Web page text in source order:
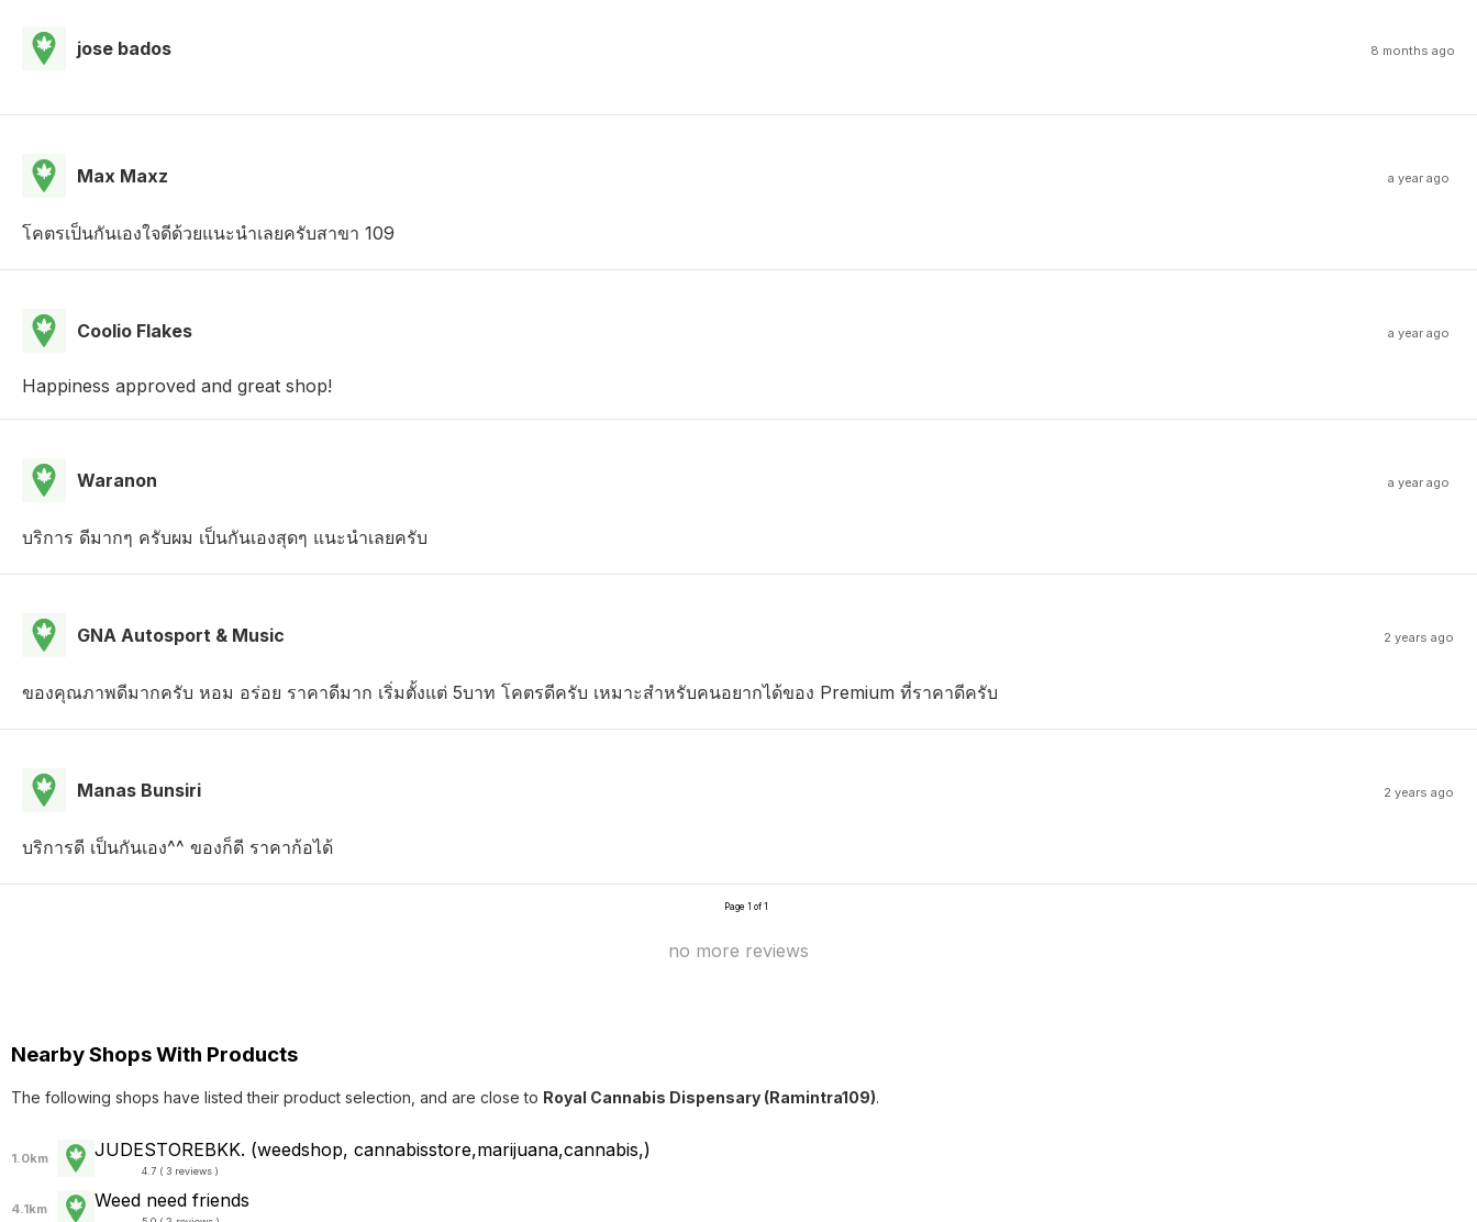
jose bados 8 months ago
Max Maxz a year ago
โคตรเป็นกันเองใจดีด้วยแนะนำเลยครับสาขา 109
Coolio Flakes a year ago
Happiness approved and great shop!
Waranon a year ago
บริการ ดีมากๆ ครับผม เป็นกันเองสุดๆ แนะนำเลยครับ
GNA Autosport & Music 2 years ago
ของคุณภาพดีมากครับ หอม อร่อย ราคาดีมาก เริ่มตั้งแต่ 5บาท โคตรดีครับ เหมาะสำหรับคนอยากได้ของ Premium ที่ราคาดีครับ
Manas Bunsiri 2 years ago
บริการดี เป็นกันเอง^^ ของก็ดี ราคาก้อได้
Page 1 of 1
no more reviews
Nearby Shops With Products
The following shops have listed their product selection, and are close to Royal Cannabis Dispensary (Ramintra109).
1.0km JUDESTOREBKK. (weedshop, cannabisstore,marijuana,cannabis,)
4.7 ( 3 reviews )
4.1km Weed need friends